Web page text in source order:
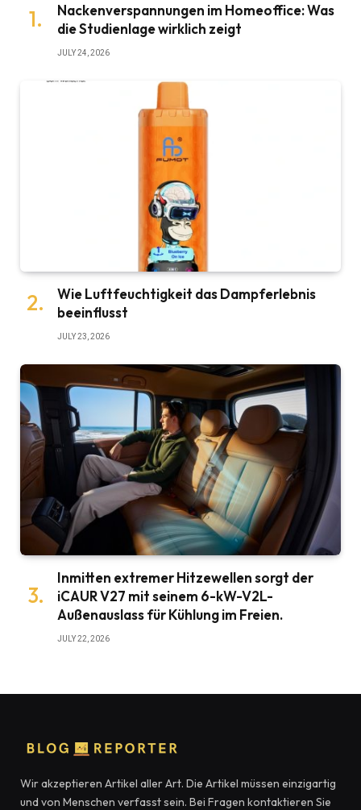
Nackenverspannungen im Homeoffice: Was
die Studienlage wirklich zeigt
JULY 24, 2026
Wie Luftfeuchtigkeit das Dampferlebnis
beeinflusst
JULY 23, 2026
Inmitten extremer Hitzewellen sorgt der
iCAUR V27 mit seinem 6-kW-V2L-
Außenauslass für Kühlung im Freien.
JULY 22, 2026
Wir akzeptieren Artikel aller Art. Die Artikel müssen einzigartig
und von Menschen verfasst sein. Bei Fragen kontaktieren Sie